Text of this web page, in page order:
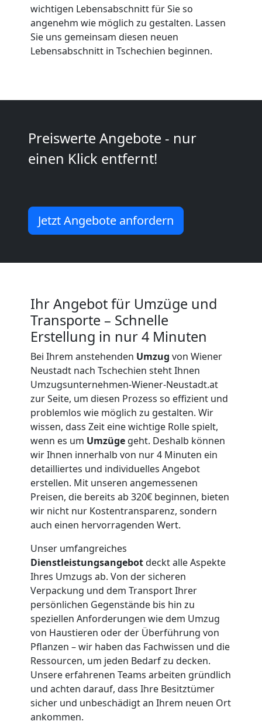
wichtigen Lebensabschnitt für Sie so
angenehm wie möglich zu gestalten. Lassen
Sie uns gemeinsam diesen neuen
Lebensabschnitt in Tschechien beginnen.
Preiswerte Angebote - nur
einen Klick entfernt!
Jetzt Angebote anfordern
Ihr Angebot für Umzüge und
Transporte – Schnelle
Erstellung in nur 4 Minuten
Bei Ihrem anstehenden Umzug von Wiener
Neustadt nach Tschechien steht Ihnen
Umzugsunternehmen-Wiener-Neustadt.at
zur Seite, um diesen Prozess so effizient und
problemlos wie möglich zu gestalten. Wir
wissen, dass Zeit eine wichtige Rolle spielt,
wenn es um Umzüge geht. Deshalb können
wir Ihnen innerhalb von nur 4 Minuten ein
detailliertes und individuelles Angebot
erstellen. Mit unseren angemessenen
Preisen, die bereits ab 320€ beginnen, bieten
wir nicht nur Kostentransparenz, sondern
auch einen hervorragenden Wert.
Unser umfangreiches
Dienstleistungsangebotdeckt alle Aspekte
Ihres Umzugs ab. Von der sicheren
Verpackung und dem Transport Ihrer
persönlichen Gegenstände bis hin zu
speziellen Anforderungen wie dem Umzug
von Haustieren oder der Überführung von
Pflanzen – wir haben das Fachwissen und die
Ressourcen, um jeden Bedarf zu decken.
Unsere erfahrenen Teams arbeiten gründlich
und achten darauf, dass Ihre Besitztümer
sicher und unbeschädigt an Ihrem neuen Ort
ankommen.
Kleiner
Wiener
Neustadt
Wiener
Neustadt
und
Lagerung
Wiener
Neustadt
Full-
Service-
Umzug
Wiener
Neustadt
Qualitäts-
Umzüge
Wiener
Neustadt